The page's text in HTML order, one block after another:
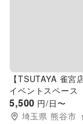
【TSUTAYA 雀
イベントスペース
5,500 円/日〜
埼玉県 熊谷市